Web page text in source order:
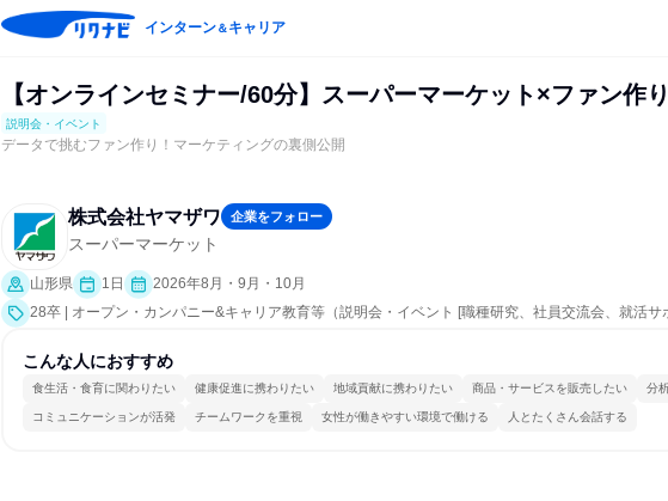
インターン＆キャリア
【オンラインセミナー/60分】スーパーマーケット×ファン作り
説明会・イベント
データで挑むファン作り！マーケティングの裏側公開
株式会社ヤマザワ 企業をフォロー
スーパーマーケット
山形県 1日
2026年8月・9月・10月
28卒 | オープン・カンパニー&キャリア教育等（説明会・イベント [職種研究、社員交流会、就活サ
こんな人におすすめ
食生活・食育に関わりたい 健康促進に携わりたい 地域貢献に携わりたい 商品・サービスを販売したい 分
コミュニケーションが活発 チームワークを重視 女性が働きやすい環境で働ける 人とたくさん会話する